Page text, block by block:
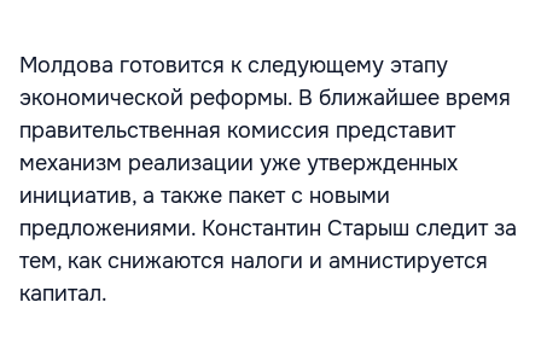
Молдова готовится к следующему этапу
экономической реформы. В ближайшее время
правительственная комиссия представит
механизм реализации уже утвержденных
инициатив, а также пакет с новыми
предложениями. Константин Старыш следит за
тем, как снижаются налоги и амнистируется
капитал.